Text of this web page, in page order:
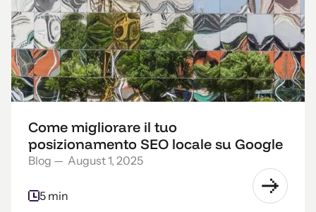
Come migliorare il tuo
posizionamento SEO locale su Google
Blog — August 1, 2025
5 min